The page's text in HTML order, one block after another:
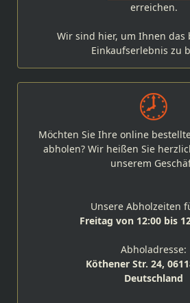
erreichen.
Wir sind hier, um Ihnen das
Einkaufserlebnis zu
Möchten Sie Ihre online
abholen? Wir heißen Sie
unserem
Unsere Abholzeiten
Freitag von 12:00 bis
Abholadresse:
Köthener Str. 24,
Deutschland